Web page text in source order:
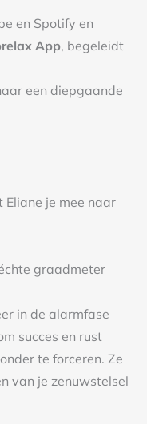
en Spotify en
App, begeleidt
een diepgaande
Eliane je mee naar
graadmeter
in de alarmfase
succes en rust
te forceren. Ze
van je zenuwstelsel